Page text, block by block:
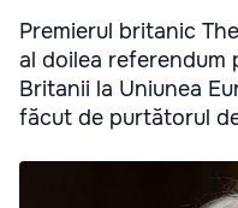
Premierul britanic
al doilea referendum
Britanii la Uniunea
făcut de purtătorul